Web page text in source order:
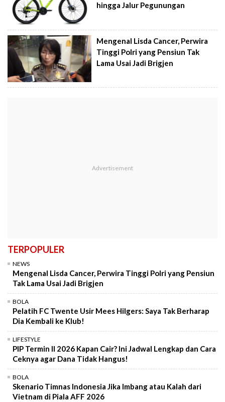
hingga Jalur Pegunungan
Mengenal Lisda Cancer, Perwira
Tinggi Polri yang Pensiun Tak
Lama Usai Jadi Brigjen
TERPOPULER
NEWS
Mengenal Lisda Cancer, Perwira Tinggi Polri yang Pensiun
Tak Lama Usai Jadi Brigjen
BOLA
Pelatih FC Twente Usir Mees Hilgers: Saya Tak Berharap
Dia Kembali ke Klub!
LIFESTYLE
PIP Termin II 2026 Kapan Cair? Ini Jadwal Lengkap dan Cara
Ceknya agar Dana Tidak Hangus!
BOLA
Skenario Timnas Indonesia Jika Imbang atau Kalah dari
Vietnam di Piala AFF 2026